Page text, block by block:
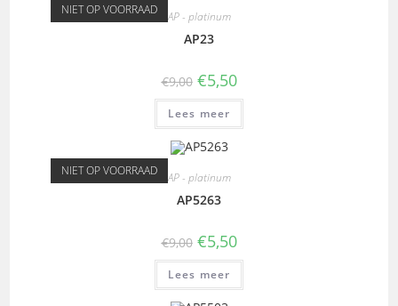
NIET OP VOORRAAD AP - platinum
AP23
€9,00 €5,50
Lees meer
NIET OP VOORRAAD AP - platinum
AP5263
€9,00 €5,50
Lees meer